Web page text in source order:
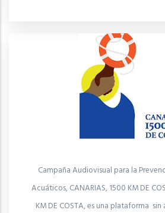
Campaña Audiovisual para la
Acuáticos, CANARIAS, 1500 KM DE
KM DE COSTA, es una plataforma